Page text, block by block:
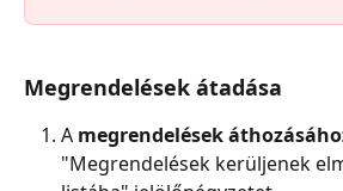
Megrendelések átadása
A megrendelések
"Megrendelések kerüljenek